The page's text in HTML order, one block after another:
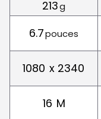
213g
6.7pouces
1080 x 2340
16 M